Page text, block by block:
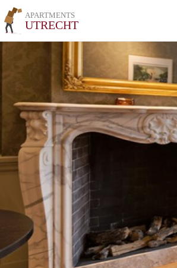
APARTMENTS
UTRECHT